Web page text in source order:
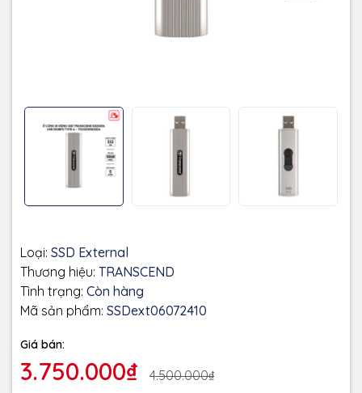
Loại: SSD External
Thương hiệu: TRANSCEND
Tình trạng: Còn hàng
Mã sản phẩm: SSDext06072410
Giá bán:
3.750.000₫ 4.500.000₫